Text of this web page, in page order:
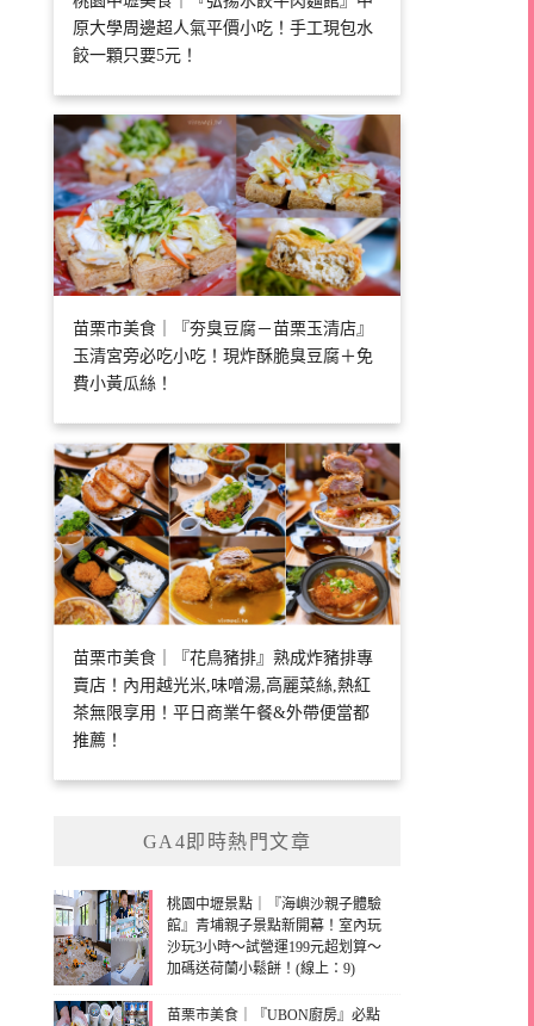
原大學周邊超人氣平價小吃！手工現包水
餃一顆只要5元！
苗栗市美食｜『夯臭豆腐－苗栗玉清店』
玉清宮旁必吃小吃！現炸酥脆臭豆腐＋免
費小黃瓜絲！
苗栗市美食｜『花鳥豬排』熟成炸豬排專
賣店！內用越光米,味噌湯,高麗菜絲,熱紅
茶無限享用！平日商業午餐&外帶便當都
推薦！
GA4即時熱門文章
桃園中壢景點｜『海嶼沙親子體驗
館』青埔親子景點新開幕！室內玩
沙玩3小時～試營運199元超划算～
加碼送荷蘭小鬆餅！(線上：9)
苗栗市美食｜『UBON廚房』必點